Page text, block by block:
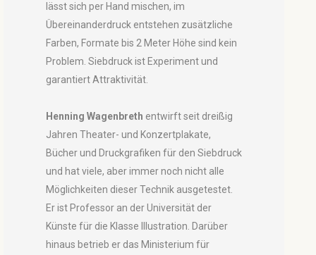
lässt sich per Hand mischen, im
Übereinanderdruck entstehen zusätzliche
Farben, Formate bis 2 Meter Höhe sind kein
Problem. Siebdruck ist Experiment und
garantiert Attraktivität.
Henning Wagenbreth entwirft seit dreißig
Jahren Theater- und Konzertplakate,
Bücher und Druckgrafiken für den Siebdruck
und hat viele, aber immer noch nicht alle
Möglichkeiten dieser Technik ausgetestet.
Er ist Professor an der Universität der
Künste für die Klasse Illustration. Darüber
hinaus betrieb er das Ministerium für